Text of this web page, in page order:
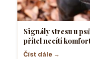
Signály stresu u
přítel necítí
Číst dále →